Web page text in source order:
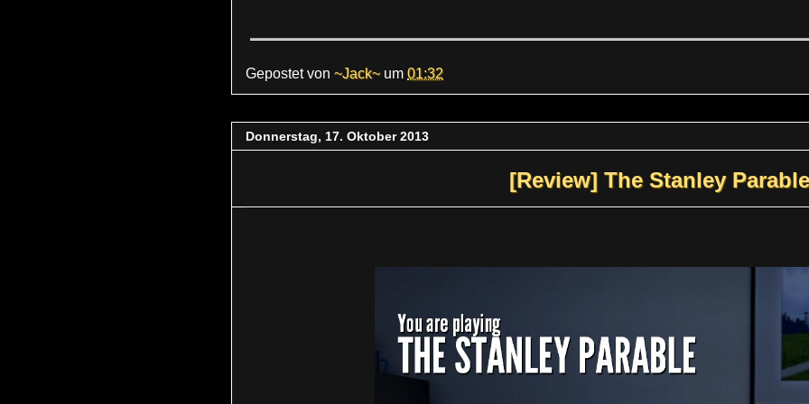
Gepostet von ~Jack~ um 01:32
Donnerstag, 17. Oktober 2013
[Review] The Stanley Parable